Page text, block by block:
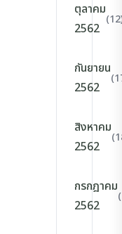
ตุลาคม
2562
กันยายน
2562
สิงหาคม
2562
กรกฎาคม
2562